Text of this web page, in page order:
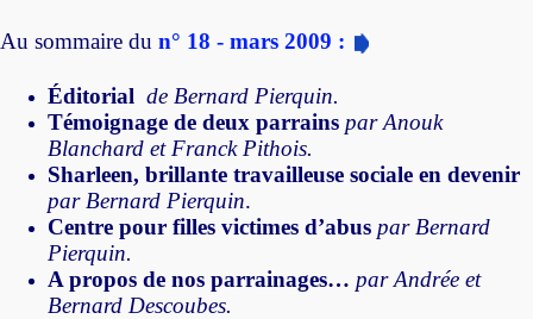
Au sommaire du n° 18 - mars 2009 :
Éditorial de Bernard Pierquin.
Témoignage de deux parrains par Anouk
Blanchard et Franck Pithois.
Sharleen, brillante travailleuse sociale en devenir
par Bernard Pierquin.
Centre pour filles victimes d’abus par Bernard
Pierquin.
A propos de nos parrainages… par Andrée et
Bernard Descoubes.